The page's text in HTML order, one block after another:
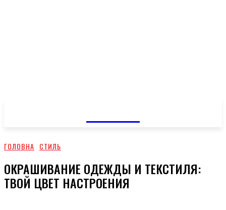
ГОЛОВНА СТИЛЬ
ОКРАШИВАНИЕ ОДЕЖДЫ И ТЕКСТИЛЯ:
ТВОЙ ЦВЕТ НАСТРОЕНИЯ